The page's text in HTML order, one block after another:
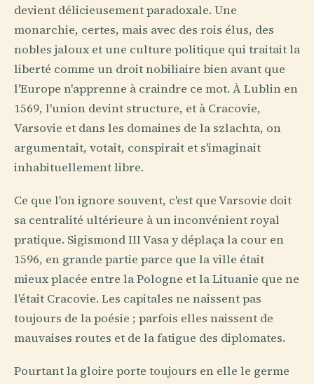
devient délicieusement paradoxale. Une
monarchie, certes, mais avec des rois élus, des
nobles jaloux et une culture politique qui traitait la
liberté comme un droit nobiliaire bien avant que
l'Europe n'apprenne à craindre ce mot. À Lublin en
1569, l'union devint structure, et à Cracovie,
Varsovie et dans les domaines de la szlachta, on
argumentait, votait, conspirait et s'imaginait
inhabituellement libre.
Ce que l'on ignore souvent, c'est que Varsovie doit
sa centralité ultérieure à un inconvénient royal
pratique. Sigismond III Vasa y déplaça la cour en
1596, en grande partie parce que la ville était
mieux placée entre la Pologne et la Lituanie que ne
l'était Cracovie. Les capitales ne naissent pas
toujours de la poésie ; parfois elles naissent de
mauvaises routes et de la fatigue des diplomates.
Pourtant la gloire porte toujours en elle le germe